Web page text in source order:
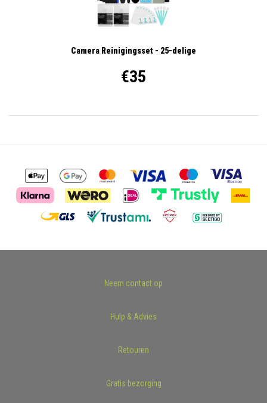
Camera Reinigingsset - 25-delige
€35
Neem contact op
Hulp & Advies
Retouren
Gratis bezorging